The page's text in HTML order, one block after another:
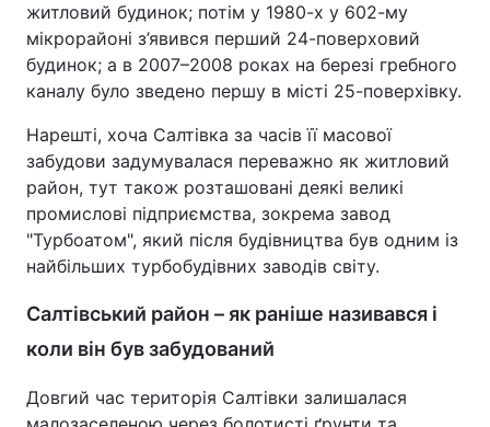
житловий будинок; потім у 1980-х у 602-му
мікрорайоні з’явився перший 24-поверховий
будинок; а в 2007–2008 роках на березі гребного
каналу було зведено першу в місті 25-поверхівку.
Нарешті, хоча Салтівка за часів її масової
забудови задумувалася переважно як житловий
район, тут також розташовані деякі великі
промислові підприємства, зокрема завод
"Турбоатом", який після будівництва був одним із
найбільших турбобудівних заводів світу.
Салтівський район – як раніше називався і
коли він був забудований
Довгий час територія Салтівки залишалася